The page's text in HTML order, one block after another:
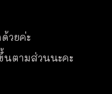
วยค่ะ
นตามส่วนนะคะ